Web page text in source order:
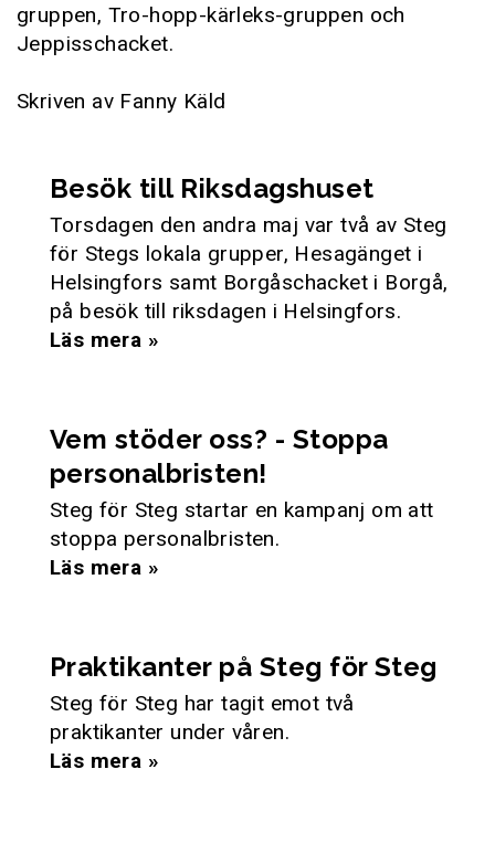
gruppen, Tro-hopp-kärleks-gruppen och
Jeppisschacket.
Skriven av Fanny Käld
Besök till Riksdagshuset
Torsdagen den andra maj var två av Steg
för Stegs lokala grupper, Hesagänget i
Helsingfors samt Borgåschacket i Borgå,
på besök till riksdagen i Helsingfors.
Läs mera »
Vem stöder oss? - Stoppa
personalbristen!
Steg för Steg startar en kampanj om att
stoppa personalbristen.
Läs mera »
Praktikanter på Steg för Steg
Steg för Steg har tagit emot två
praktikanter under våren.
Läs mera »